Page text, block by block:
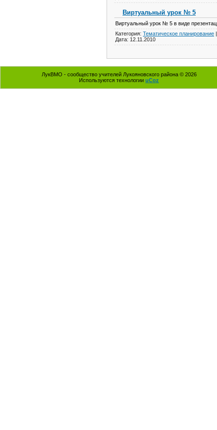
Виртуальный урок № 5
Виртуальный урок № 5 в виде
Категория: Тематическое планирование
Дата: 12.11.2010
ЛукВМО - сообщество учителей Лукояновского района © 2026
Используются технологии uCoz